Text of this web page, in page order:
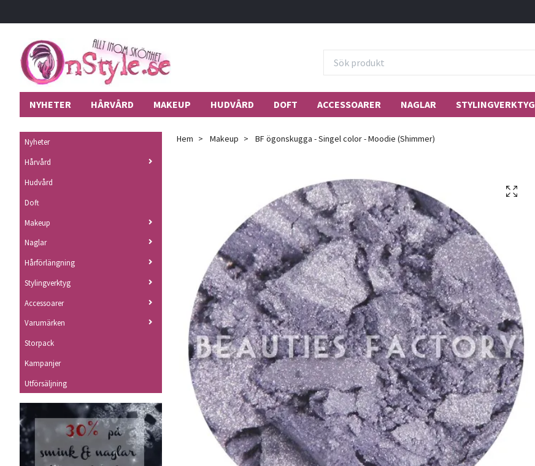
NYHETER HÅRVÅRD MAKEUP HUDVÅRD DOFT ACCESSOARER NAGLAR STYLINGVERKTYG
Nyheter
Hårvård
Hudvård
Doft
Makeup
Naglar
Hårförlängning
Stylingverktyg
Accessoarer
Varumärken
Storpack
Kampanjer
Utförsäljning
Hem Makeup BF ögonskugga - Singel color - Moodie (Shimmer)